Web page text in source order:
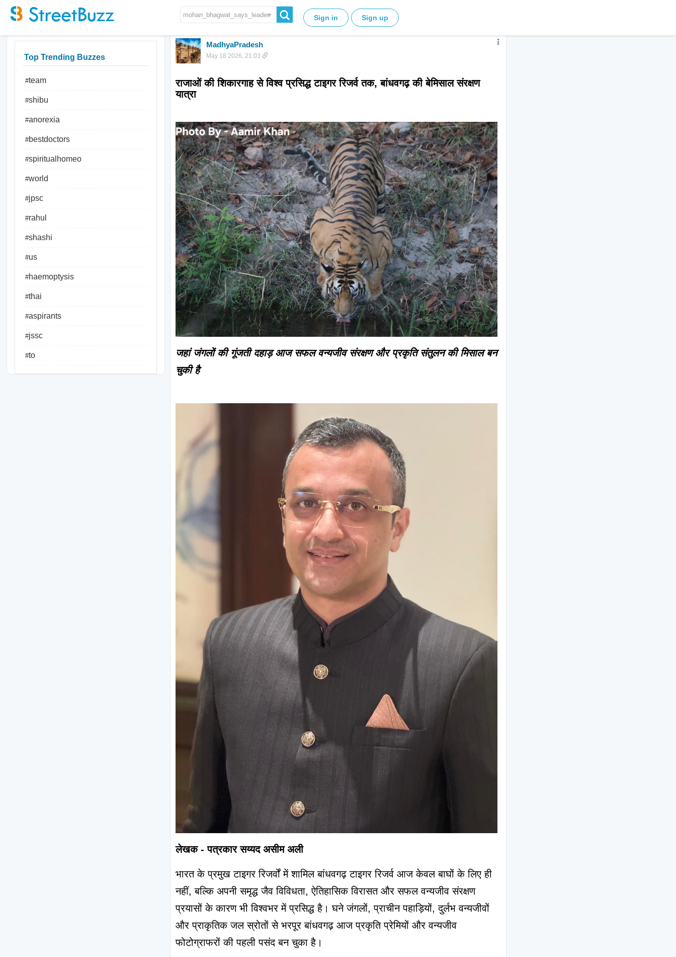
▼ Sign in Sign up
Top Trending Buzzes
#team
#shibu
#anorexia
#bestdoctors
#spiritualhomeo
#world
#jpsc
#rahul
#shashi
#us
#haemoptysis
#thai
#aspirants
#jssc
#to
MadhyaPradesh
May 18 2026, 21:03
राजाओं की शिकारगाह से विश्व प्रसिद्ध टाइगर रिजर्व तक, बांधवगढ़ की बेमिसाल संरक्षण
यात्रा
जहां जंगलों की गूंजती दहाड़ आज सफल वन्यजीव संरक्षण और प्रकृति संतुलन की मिसाल बन
चुकी है
लेखक - पत्रकार सय्यद असीम अली
भारत के प्रमुख टाइगर रिजर्वों में शामिल बांधवगढ़ टाइगर रिजर्व आज केवल बाघों के लिए ही
नहीं, बल्कि अपनी समृद्ध जैव विविधता, ऐतिहासिक विरासत और सफल वन्यजीव संरक्षण
प्रयासों के कारण भी विश्वभर में प्रसिद्ध है। घने जंगलों, प्राचीन पहाड़ियों, दुर्लभ वन्यजीवों
और प्राकृतिक जल स्रोतों से भरपूर बांधवगढ़ आज प्रकृति प्रेमियों और वन्यजीव
फोटोग्राफरों की पहली पसंद बन चुका है।